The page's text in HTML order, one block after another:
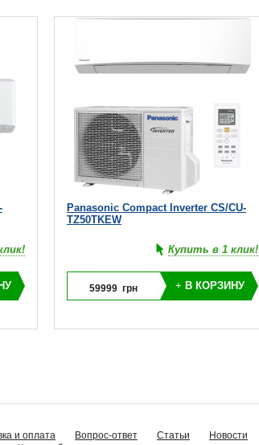
Panasonic Compact Inverter CS/CU-
TZ50TKEW
Купить в 1 клик!
59999 грн + В КОРЗИНУ
и оплата Вопрос-ответ Статьи Новости